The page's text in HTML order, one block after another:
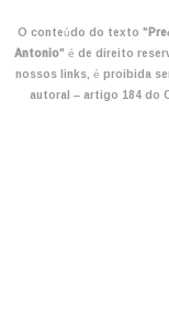
O conteúdo do texto "
Antonio" é de direito
nossos links, é proibida
autoral – artigo 184 do